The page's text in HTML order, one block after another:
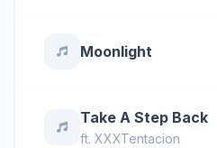
Moonlight
Take A Step Back
ft. XXXTentacion